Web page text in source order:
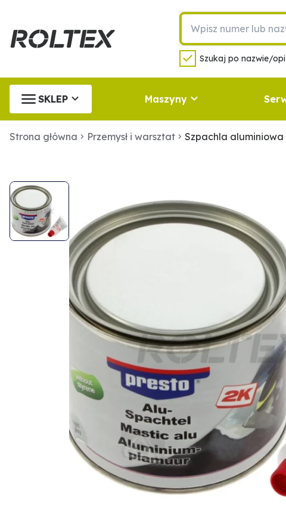
Szukaj po nazwie/
SKLEP Maszyny
Strona główna Przemysł i warsztat Szpachla aluminiowa